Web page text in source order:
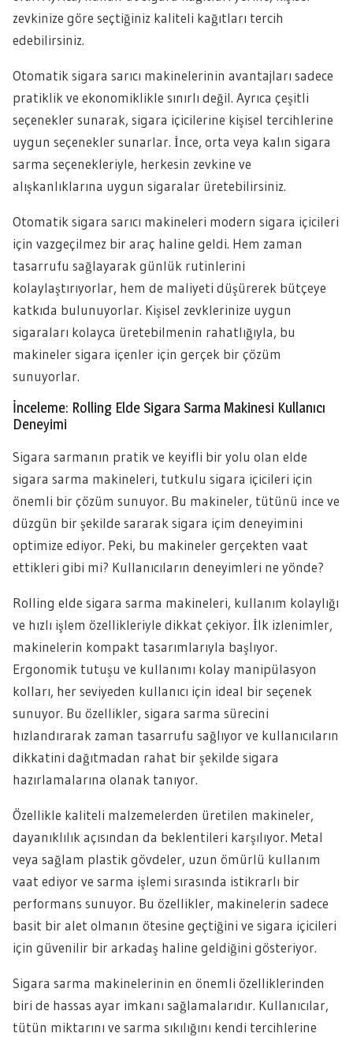
zevkinize göre seçtiğiniz kaliteli kağıtları tercih
edebilirsiniz.
Otomatik sigara sarıcı makinelerinin avantajları sadece
pratiklik ve ekonomiklikle sınırlı değil. Ayrıca çeşitli
seçenekler sunarak, sigara içicilerine kişisel tercihlerine
uygun seçenekler sunarlar. İnce, orta veya kalın sigara
sarma seçenekleriyle, herkesin zevkine ve
alışkanlıklarına uygun sigaralar üretebilirsiniz.
Otomatik sigara sarıcı makineleri modern sigara içicileri
için vazgeçilmez bir araç haline geldi. Hem zaman
tasarrufu sağlayarak günlük rutinlerini
kolaylaştırıyorlar, hem de maliyeti düşürerek bütçeye
katkıda bulunuyorlar. Kişisel zevklerinize uygun
sigaraları kolayca üretebilmenin rahatlığıyla, bu
makineler sigara içenler için gerçek bir çözüm
sunuyorlar.
İnceleme: Rolling Elde Sigara Sarma Makinesi Kullanıcı
Deneyimi
Sigara sarmanın pratik ve keyifli bir yolu olan elde
sigara sarma makineleri, tutkulu sigara içicileri için
önemli bir çözüm sunuyor. Bu makineler, tütünü ince ve
düzgün bir şekilde sararak sigara içim deneyimini
optimize ediyor. Peki, bu makineler gerçekten vaat
ettikleri gibi mi? Kullanıcıların deneyimleri ne yönde?
Rolling elde sigara sarma makineleri, kullanım kolaylığı
ve hızlı işlem özellikleriyle dikkat çekiyor. İlk izlenimler,
makinelerin kompakt tasarımlarıyla başlıyor.
Ergonomik tutuşu ve kullanımı kolay manipülasyon
kolları, her seviyeden kullanıcı için ideal bir seçenek
sunuyor. Bu özellikler, sigara sarma sürecini
hızlandırarak zaman tasarrufu sağlıyor ve kullanıcıların
dikkatini dağıtmadan rahat bir şekilde sigara
hazırlamalarına olanak tanıyor.
Özellikle kaliteli malzemelerden üretilen makineler,
dayanıklılık açısından da beklentileri karşılıyor. Metal
veya sağlam plastik gövdeler, uzun ömürlü kullanım
vaat ediyor ve sarma işlemi sırasında istikrarlı bir
performans sunuyor. Bu özellikler, makinelerin sadece
basit bir alet olmanın ötesine geçtiğini ve sigara içicileri
için güvenilir bir arkadaş haline geldiğini gösteriyor.
Sigara sarma makinelerinin en önemli özelliklerinden
biri de hassas ayar imkanı sağlamalarıdır. Kullanıcılar,
tütün miktarını ve sarma sıkılığını kendi tercihlerine